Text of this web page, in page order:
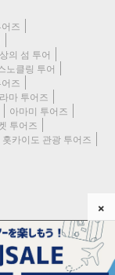
즈
의 섬 투어
노클링 투어
즈
마 투어즈
아마미 투어즈
투어즈
홋카이도 관광 투어즈
Reserved.
×